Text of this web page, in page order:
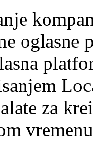
oglasne
za